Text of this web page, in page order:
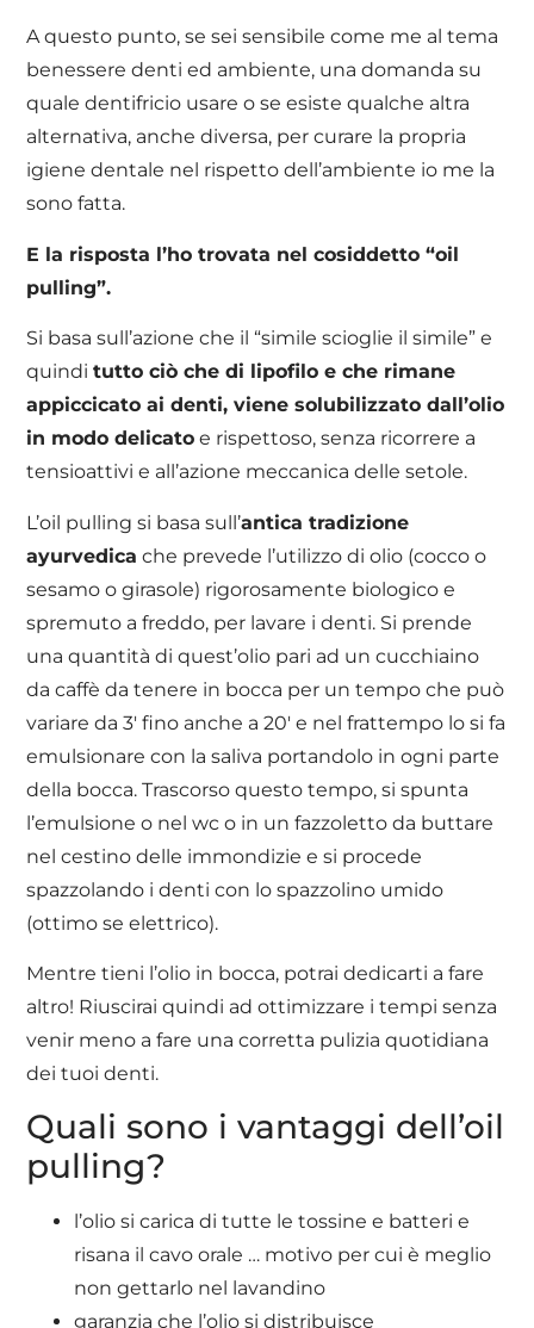
A questo punto, se sei sensibile come me al tema
benessere denti ed ambiente, una domanda su
quale dentifricio usare o se esiste qualche altra
alternativa, anche diversa, per curare la propria
igiene dentale nel rispetto dell’ambiente io me la
sono fatta.
E la risposta l’ho trovata nel cosiddetto “oil
pulling”.
Si basa sull’azione che il “simile scioglie il simile” e
quinditutto ciò che di lipofilo e che rimane
appiccicato ai denti, viene solubilizzato dall’olio
in modo delicato e rispettoso, senza ricorrere a
tensioattivi e all’azione meccanica delle setole.
L’oil pulling si basa sull’antica tradizione
ayurvedica che prevede l’utilizzo di olio (cocco o
sesamo o girasole) rigorosamente biologico e
spremuto a freddo, per lavare i denti. Si prende
una quantità di quest’olio pari ad un cucchiaino
da caffè da tenere in bocca per un tempo che può
variare da 3′ fino anche a 20′ e nel frattempo lo si fa
emulsionare con la saliva portandolo in ogni parte
della bocca. Trascorso questo tempo, si spunta
l’emulsione o nel wc o in un fazzoletto da buttare
nel cestino delle immondizie e si procede
spazzolando i denti con lo spazzolino umido
(ottimo se elettrico).
Mentre tieni l’olio in bocca, potrai dedicarti a fare
altro! Riuscirai quindi ad ottimizzare i tempi senza
venir meno a fare una corretta pulizia quotidiana
dei tuoi denti.
Quali sono i vantaggi dell’oil
pulling?
l’olio si carica di tutte le tossine e batteri e
risana il cavo orale … motivo per cui è meglio
non gettarlo nel lavandino
garanzia che l’olio si distribuisce